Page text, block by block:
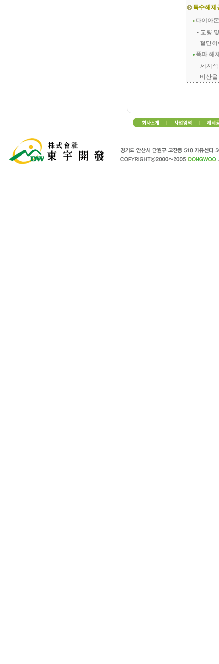
특수해체
다이아
- 교량
절단
폭파 해
- 세계
비산